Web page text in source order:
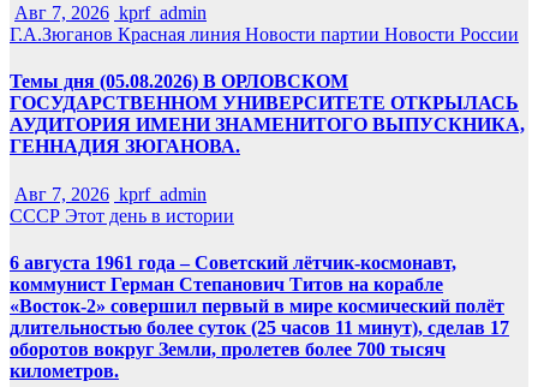
Авг 7, 2026 kprf_admin
Г.А.Зюганов Красная линия Новости партии Новости России
Темы дня (05.08.2026) В ОРЛОВСКОМ
ГОСУДАРСТВЕННОМ УНИВЕРСИТЕТЕ ОТКРЫЛАСЬ
АУДИТОРИЯ ИМЕНИ ЗНАМЕНИТОГО ВЫПУСКНИКА,
ГЕННАДИЯ ЗЮГАНОВА.
Авг 7, 2026 kprf_admin
СССР Этот день в истории
6 августа 1961 года – Советский лётчик-космонавт,
коммунист Герман Степанович Титов на корабле
«Восток-2» совершил первый в мире космический полёт
длительностью более суток (25 часов 11 минут), сделав 17
оборотов вокруг Земли, пролетев более 700 тысяч
километров.